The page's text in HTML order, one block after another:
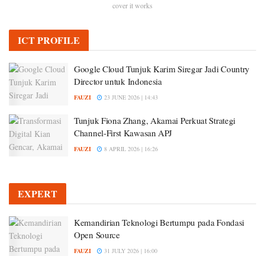
cover it works
ICT PROFILE
Google Cloud Tunjuk Karim Siregar Jadi Country
Director untuk Indonesia
FAUZI 23 JUNE 2026 | 14:43
Tunjuk Fiona Zhang, Akamai Perkuat Strategi
Channel-First Kawasan APJ
FAUZI 8 APRIL 2026 | 16:26
EXPERT
Kemandirian Teknologi Bertumpu pada Fondasi
Open Source
FAUZI 31 JULY 2026 | 16:00